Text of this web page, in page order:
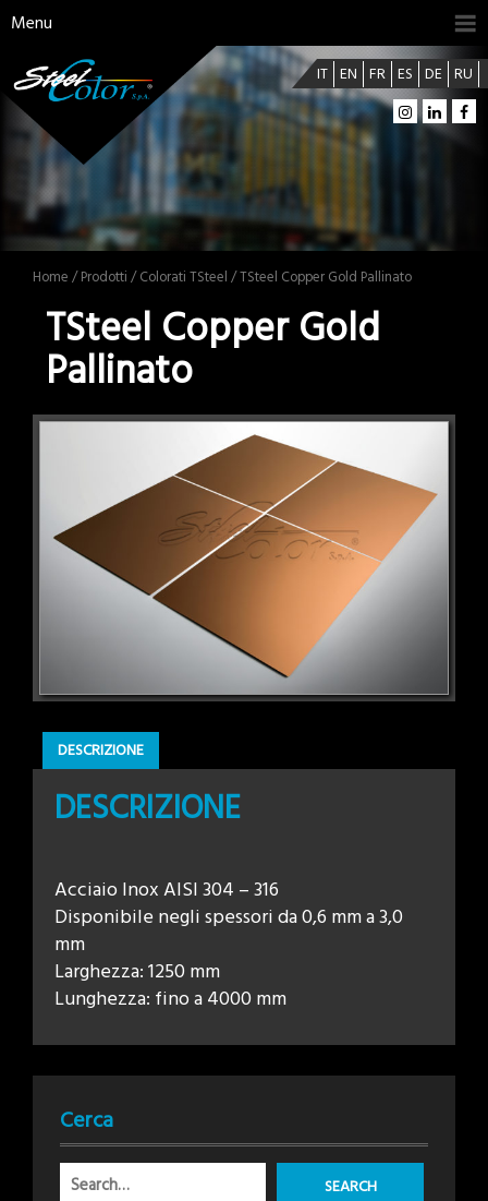
Menu
IT EN FR ES DE RU
Home /Prodotti /Colorati TSteel / TSteel Copper Gold Pallinato
TSteel Copper Gold
Pallinato
DESCRIZIONE
DESCRIZIONE
Acciaio Inox AISI 304 – 316
Disponibile negli spessori da 0,6 mm a 3,0
mm
Larghezza: 1250 mm
Lunghezza: fino a 4000 mm
Cerca